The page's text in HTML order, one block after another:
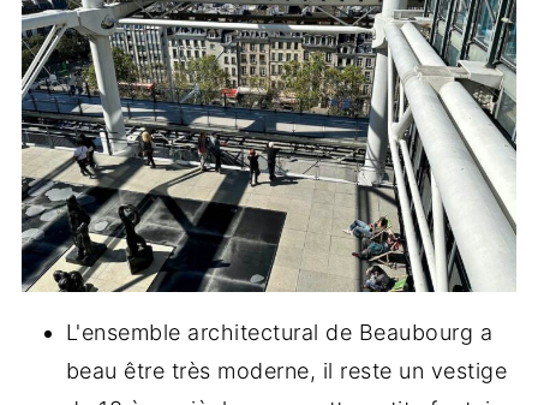
L'ensemble architectural de Beaubourg a
beau être très moderne, il reste un vestige